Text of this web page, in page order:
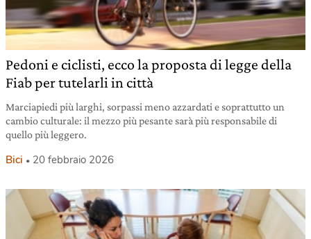
Pedoni e ciclisti, ecco la proposta di legge della
Fiab per tutelarli in città
Marciapiedi più larghi, sorpassi meno azzardati e soprattutto un
cambio culturale: il mezzo più pesante sarà più responsabile di
quello più leggero.
Bici 20 febbraio 2026